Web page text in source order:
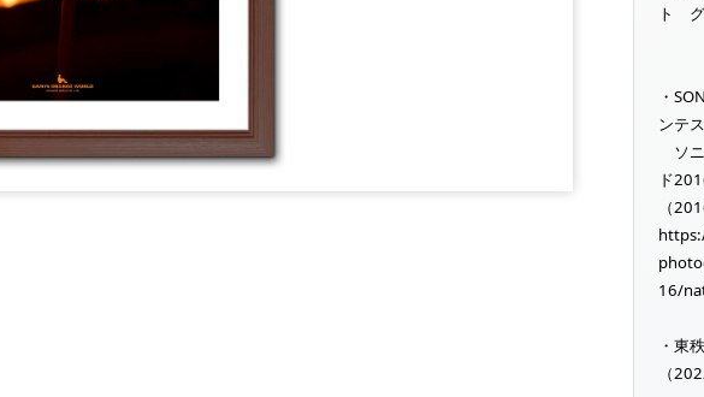
ト グ
・
ンテ
ソ
ド
（
16/
・東
（